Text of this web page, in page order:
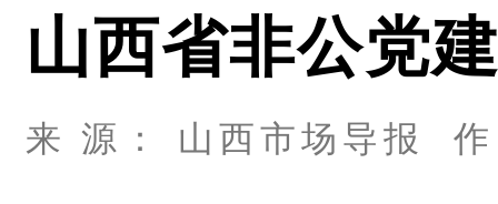
山西省非公党
来 源： 山西市场导报